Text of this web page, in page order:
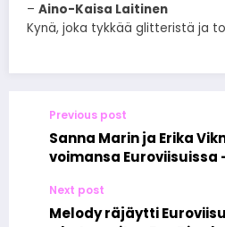
– Aino-Kaisa Laitinen
Kynä, joka tykkää glitteristä ja
Previous post
Sanna Marin ja Erika
voimansa
Next post
Melody räjäytti